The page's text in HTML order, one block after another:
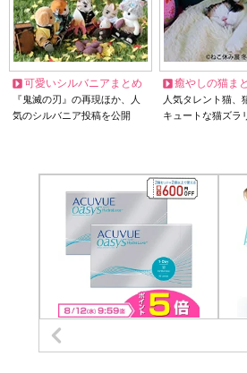
可愛いシルバニアまとめ
『鬼滅の刃』の再現ほか、人
気のシルバニア投稿を公開
癒やしの猫ま
人気タレント猫
キュートな猫ズラ